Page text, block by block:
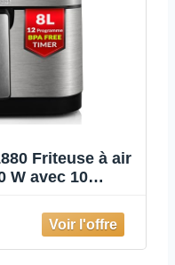
Friteuse à air
W avec 10
avec
et fonction